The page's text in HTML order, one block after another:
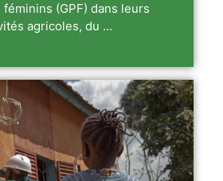
(GPF) dans leurs
agricoles, du …